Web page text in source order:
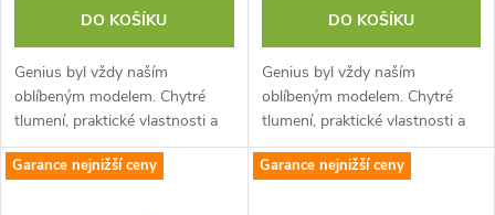
u
k
t
d
u
k
DO KOŠÍKU
Genius byl vždy naším
oblíbeným modelem. Chytré
tlumení, praktické vlastnosti a
nejvytříbenější design tvoří
neuvěřitelné trailové kolo,
DO KOŠÍKU
Genius byl vždy naším
oblíbeným modelem. Chytré
tlumení, praktické vlastnosti a
nejvytříbenější design tvoří
neuvěřitelné trailové kolo,
Garance nejnižší ceny Garance nejnižší ceny